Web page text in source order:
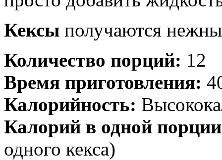
Кексы получаются
Количество порций: 12
Время приготовления:
Калорийность:
Калорий в одной
одного кекса)